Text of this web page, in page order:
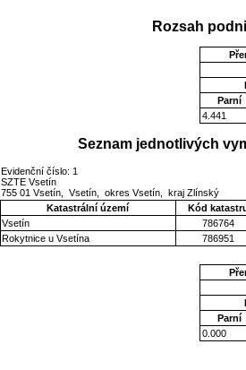
Rozsah
Parní
4.441
Seznam jednotlivých
Evidenční číslo: 1
SZTE Vsetín
755 01 Vsetín, Vsetín, okres Vsetín, kraj Zlínský
Katastrální území
Kód
Vsetín
786764
Rokytnice u Vsetína
786951
Parní
0.000